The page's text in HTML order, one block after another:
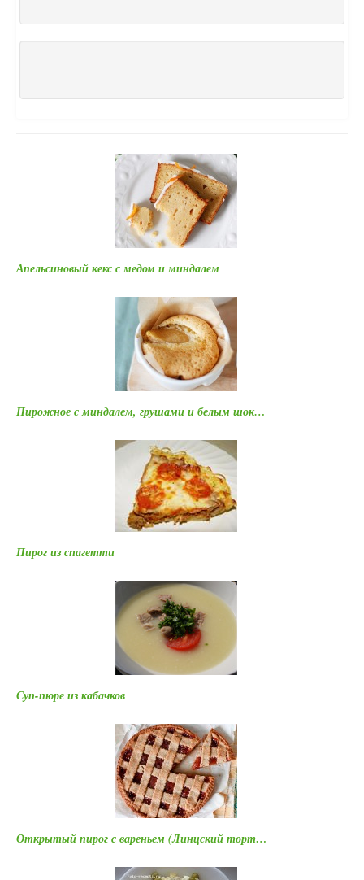
Апельсиновый кекс с медом и миндалем
Пирожное с миндалем, грушами и белым шок…
Пирог из спагетти
Суп-пюре из кабачков
Открытый пирог с вареньем (Линцский торт…